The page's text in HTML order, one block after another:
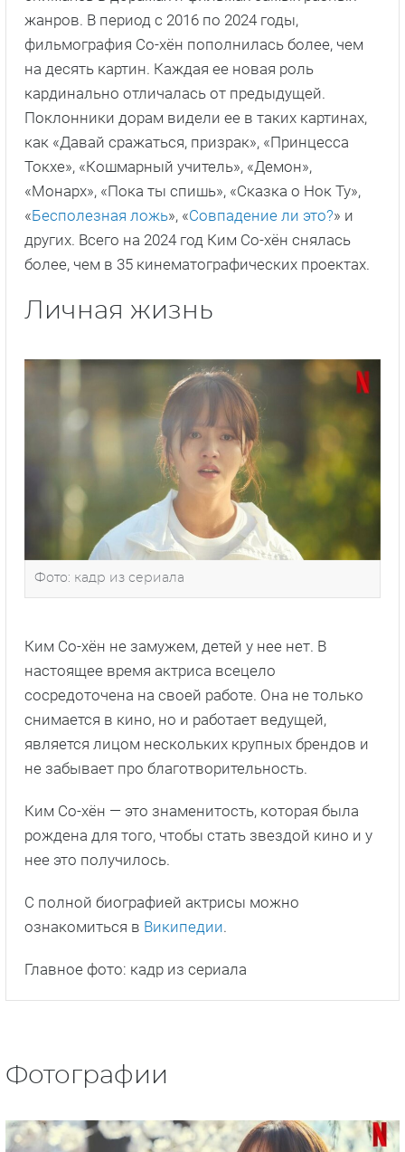
жанров. В период с 2016 по 2024 годы,
фильмография Со-хён пополнилась более, чем
на десять картин. Каждая ее новая роль
кардинально отличалась от предыдущей.
Поклонники дорам видели ее в таких картинах,
как «Давай сражаться, призрак», «Принцесса
Токхе», «Кошмарный учитель», «Демон»,
«Монарх», «Пока ты спишь», «Сказка о Нок Ту»,
«Бесполезная ложь», «Совпадение ли это?» и
других. Всего на 2024 год Ким Со-хён снялась
более, чем в 35 кинематографических проектах.
Личная жизнь
Фото: кадр из сериала
Ким Со-хён не замужем, детей у нее нет. В
настоящее время актриса всецело
сосредоточена на своей работе. Она не только
снимается в кино, но и работает ведущей,
является лицом нескольких крупных брендов и
не забывает про благотворительность.
Ким Со-хён — это знаменитость, которая была
рождена для того, чтобы стать звездой кино и у
нее это получилось.
С полной биографией актрисы можно
ознакомиться в Википедии.
Главное фото: кадр из сериала
Фотографии